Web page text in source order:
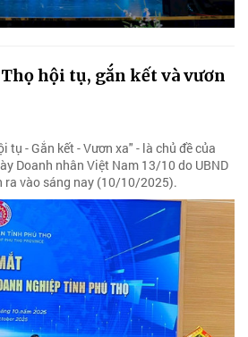
hội tụ, gắn kết và vươn
tụ - Gắn kết - Vươn xa" - là chủ đề của
Doanh nhân Việt Nam 13/10 do UBND
ra vào sáng nay (10/10/2025).